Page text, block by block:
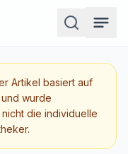
Artikel basiert auf
wurde
die individuelle